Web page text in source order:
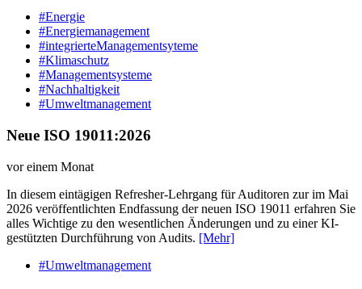
#Energie
#Energiemanagement
#integrierteManagementsyteme
#Klimaschutz
#Managementsysteme
#Nachhaltigkeit
#Umweltmanagement
Neue ISO 19011:2026
vor einem Monat
In diesem eintägigen Refresher-Lehrgang für Auditoren zur im Mai
2026 veröffentlichten Endfassung der neuen ISO 19011 erfahren Sie
alles Wichtige zu den wesentlichen Änderungen und zu einer KI-
gestützten Durchführung von Audits. [Mehr]
#Umweltmanagement